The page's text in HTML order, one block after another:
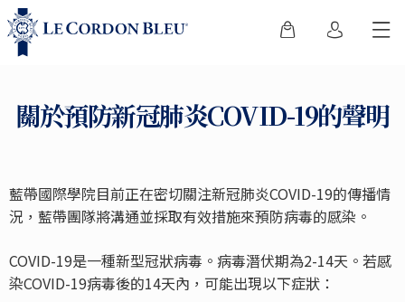
關於預防新冠肺炎COVID-19的聲明
藍帶國際學院目前正在密切關注新冠肺炎COVID-19的傳播情
況，藍帶團隊將溝通並採取有效措施來預防病毒的感染。
COVID-19是一種新型冠狀病毒。病毒潛伏期為2-14天。若感
染COVID-19病毒後的14天內，可能出現以下症狀：